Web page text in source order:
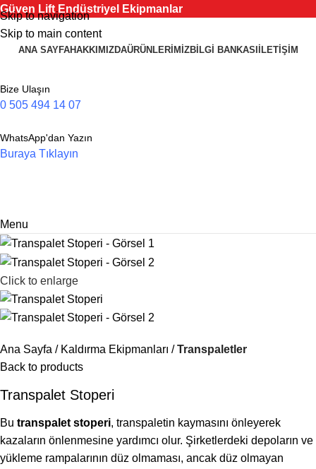
Skip to navigation
Skip to main content
Güven Lift Endüstriyel Ekipmanlar
ANA SAYFAHAKKIMIZDAÜRÜNLERIMIZBILGI BANKASI İLETIŞIM
Bize Ulaşın
0 505 494 14 07
WhatsApp'dan Yazın
Buraya Tıklayın
Menu
Click to enlarge
Ana Sayfa Kaldırma Ekipmanları
Transpaletler
Back to products
Transpalet Stoperi
Bu transpalet stoperi, transpaletin kaymasını önleyerek
kazaların önlenmesine yardımcı olur. Şirketlerdeki depoların ve
yükleme rampalarının düz olmaması, ancak düz olmayan